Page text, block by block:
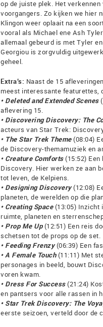
op de juiste plek. Het
voorgangers. Zo kijken we hier
Klingon weer oplaait na een
vooral als Michael ene Ash
allemaal gebeurd is met Tyler
Georgiou is zorgvuldig
geheel.
Extra’s: Naast de 15
meest interessante featurettes,
• Deleted and Extended Scenes
aflevering 15.
• Discovering Discovery: The
acteurs van Star Trek:
• The Star Trek Theme(08:04)
de Discovery-themamuziek en
• Creature Comforts(15:52) Een
Discovery. Hier werken ze aan
tot leven, de Kelpiens.
• Designing Discovery(12:08)
planeten, de werelden op die
• Creating Space(13:05) Inzicht
ruimte, planeten en
• Prop Me Up(12:51) Een reis
schetsen tot de props op de set.
• Feeding Frenzy(06:39) Een
• A Female Touch(11:11) Met
personages in beeld, bouwt
voren kwam.
• Dress For Success(21:24)
en pantsers voor alle rassen in
• Star Trek Discovery: The
eerste seizoen, verteld door de